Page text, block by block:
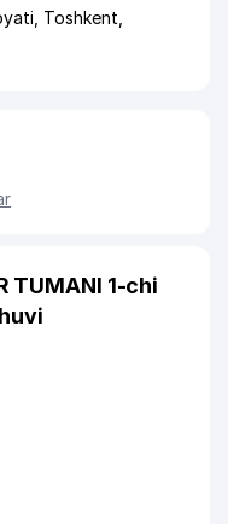
Toshkent
TUMANI 1-chi